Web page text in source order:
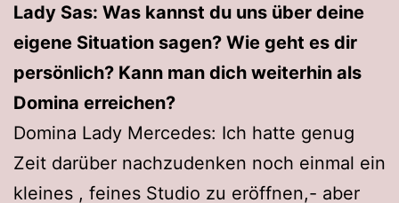
Lady Sas: Was kannst du uns über deine
eigene Situation sagen? Wie geht es dir
persönlich? Kann man dich weiterhin als
Domina erreichen?
Domina Lady Mercedes: Ich hatte genug
Zeit darüber nachzudenken noch einmal ein
kleines , feines Studio zu eröffnen,- aber